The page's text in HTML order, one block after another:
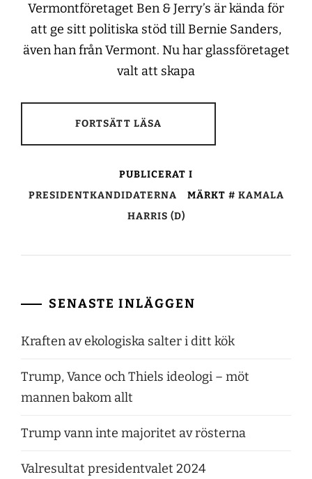
Vermontföretaget Ben & Jerry’s är kända för
att ge sitt politiska stöd till Bernie Sanders,
även han från Vermont. Nu har glassföretaget
valt att skapa
FORTSÄTT LÄSA
PUBLICERAT I
PRESIDENTKANDIDATERNA
MÄRKT
KAMALA
HARRIS (D)
SENASTE INLÄGGEN
Kraften av ekologiska salter i ditt kök
Trump, Vance och Thiels ideologi – möt
mannen bakom allt
Trump vann inte majoritet av rösterna
Valresultat presidentvalet 2024